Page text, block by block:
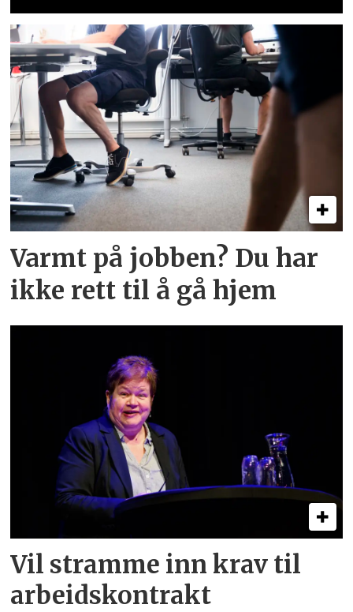
Varmt på jobben? Du har
ikke rett til å gå hjem
Vil stramme inn krav til
arbeids­kontrakt